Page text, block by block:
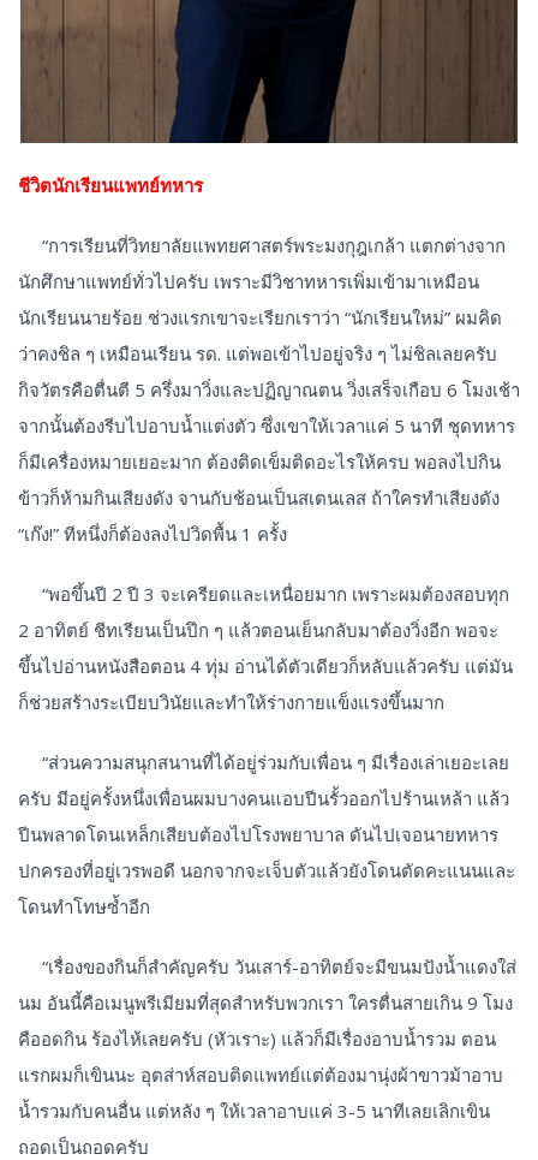
ชีวิตนักเรียนแพทย์ทหาร
“การเรียนที่วิทยาลัยแพทยศาสตร์พระมงกุฎเกล้า แตกต่างจาก
นักศึกษาแพทย์ทั่วไปครับ เพราะมีวิชาทหารเพิ่มเข้ามาเหมือน
นักเรียนนายร้อย ช่วงแรกเขาจะเรียกเราว่า “นักเรียนใหม่” ผมคิด
ว่าคงชิล ๆ เหมือนเรียน รด. แต่พอเข้าไปอยู่จริง ๆ ไม่ชิลเลยครับ
กิจวัตรคือตื่นตี 5 ครึ่งมาวิ่งและปฏิญาณตน วิ่งเสร็จเกือบ 6 โมงเช้า
จากนั้นต้องรีบไปอาบน้ำแต่งตัว ซึ่งเขาให้เวลาแค่ 5 นาที ชุดทหาร
ก็มีเครื่องหมายเยอะมาก ต้องติดเข็มติดอะไรให้ครบ พอลงไปกิน
ข้าวก็ห้ามกินเสียงดัง จานกับช้อนเป็นสเตนเลส ถ้าใครทำเสียงดัง
“เก๊ง!” ทีหนึ่งก็ต้องลงไปวิดพื้น 1 ครั้ง
“พอขึ้นปี 2 ปี 3 จะเครียดและเหนื่อยมาก เพราะผมต้องสอบทุก
2 อาทิตย์ ชีทเรียนเป็นปึก ๆ แล้วตอนเย็นกลับมาต้องวิ่งอีก พอจะ
ขึ้นไปอ่านหนังสือตอน 4 ทุ่ม อ่านได้ตัวเดียวก็หลับแล้วครับ แต่มัน
ก็ช่วยสร้างระเบียบวินัยและทำให้ร่างกายแข็งแรงขึ้นมาก
“ส่วนความสนุกสนานที่ได้อยู่ร่วมกับเพื่อน ๆ มีเรื่องเล่าเยอะเลย
ครับ มีอยู่ครั้งหนึ่งเพื่อนผมบางคนแอบปีนรั้วออกไปร้านเหล้า แล้ว
ปีนพลาดโดนเหล็กเสียบต้องไปโรงพยาบาล ดันไปเจอนายทหาร
ปกครองที่อยู่เวรพอดี นอกจากจะเจ็บตัวแล้วยังโดนตัดคะแนนและ
โดนทำโทษซ้ำอีก
“เรื่องของกินก็สำคัญครับ วันเสาร์-อาทิตย์จะมีขนมปังน้ำแดงใส่
นม อันนี้คือเมนูพรีเมียมที่สุดสำหรับพวกเรา ใครตื่นสายเกิน 9 โมง
คืออดกิน ร้องไห้เลยครับ (หัวเราะ) แล้วก็มีเรื่องอาบน้ำรวม ตอน
แรกผมก็เขินนะ อุตส่าห์สอบติดแพทย์แต่ต้องมานุ่งผ้าขาวม้าอาบ
น้ำรวมกับคนอื่น แต่หลัง ๆ ให้เวลาอาบแค่ 3-5 นาทีเลยเลิกเขิน
ถอดเป็นถอดครับ